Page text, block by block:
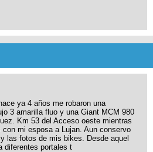
ya 4 años me robaron una
3 amarilla fluo y una Giant MCM 980
Km 53 del Acceso oeste mientras
con mi esposa a Lujan. Aun conservo
las fotos de mis bikes. Desde aquel
diferentes portales t